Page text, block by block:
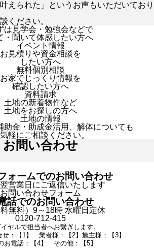
えられた」というお声もいただいており
ください。
は見学会・勉強会などで
・聞いて体感したい方へ
イベント情報
お見積りや資金相談を
したい方へ
無料個別相談
お家でじっくり情報を
確認したい方へ
資料請求
土地の新着物件など
土地をお探しの方へ
土地の情報
助金・助成金活用、解体についても
軽にご相談ください。
お問い合わせ
ォームでのお問い合わせ
営業日にご返信いたします
お問い合わせフォーム
話でのお問い合わせ
料無料）9～18時 水曜日定休
0120-712-415
ヤルで担当者へお繋ぎします。
せ：【1】 業者様：【2】施主様：【3】
お電話：【4】 その他：【5】